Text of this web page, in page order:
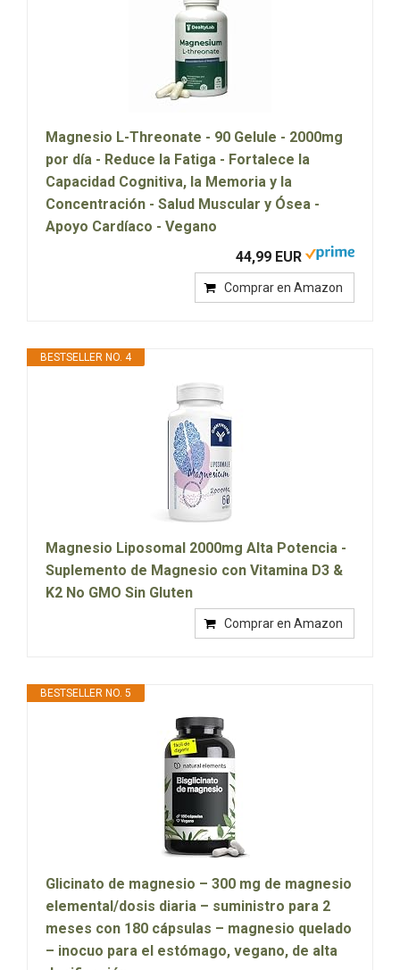
Magnesio L-Threonate - 90 Gelule - 2000mg
por día - Reduce la Fatiga - Fortalece la
Capacidad Cognitiva, la Memoria y la
Concentración - Salud Muscular y Ósea -
Apoyo Cardíaco - Vegano
44,99 EUR
Comprar en Amazon
BESTSELLER NO. 4
Magnesio Liposomal 2000mg Alta Potencia -
Suplemento de Magnesio con Vitamina D3 &
K2 No GMO Sin Gluten
Comprar en Amazon
BESTSELLER NO. 5
Glicinato de magnesio – 300 mg de magnesio
elemental/dosis diaria – suministro para 2
meses con 180 cápsulas – magnesio quelado
– inocuo para el estómago, vegano, de alta